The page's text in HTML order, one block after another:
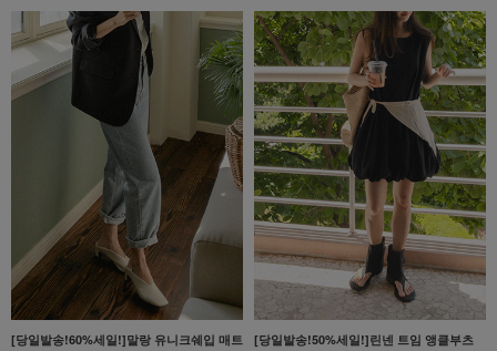
[당일발송!60%세일!]말랑 유니크쉐입 매트
[당일발송!50%세일!]린넨 트임 앵클부츠